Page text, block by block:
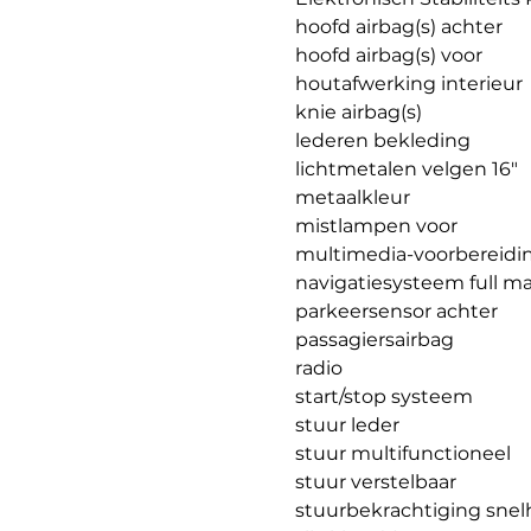
hoofd airbag(s) achter
hoofd airbag(s) voor
houtafwerking interieur
knie airbag(s)
lederen bekleding
lichtmetalen velgen 16"
metaalkleur
mistlampen voor
multimedia-
navigatiesysteem full
parkeersensor achter
passagiersairbag
radio
start/stop systeem
stuur leder
stuur multifunctioneel
stuur verstelbaar
stuurbekrachtiging